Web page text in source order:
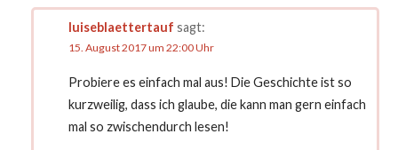
luiseblaettertauf sagt:
15. August 2017 um 22:00 Uhr
Probiere es einfach mal aus! Die Geschichte ist so
kurzweilig, dass ich glaube, die kann man gern einfach
mal so zwischendurch lesen!